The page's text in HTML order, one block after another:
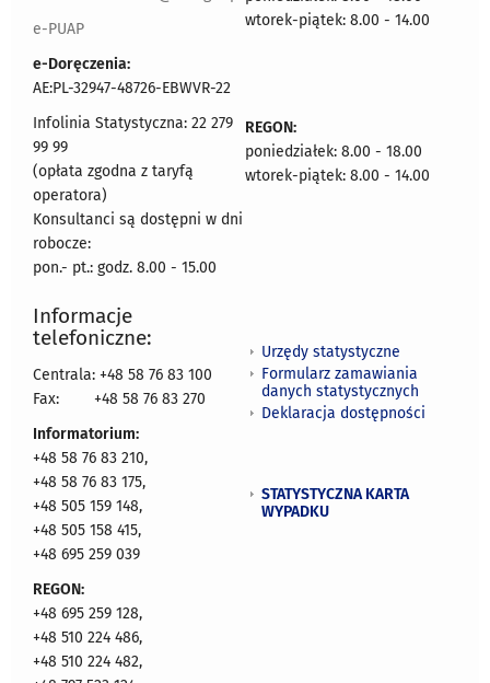
e-PUAP
e-Doręczenia:
AE:PL-32947-48726-EBWVR-22
Infolinia Statystyczna: 22 279
99 99
(opłata zgodna z taryfą
operatora)
Konsultanci są dostępni w dni
robocze:
pon.- pt.: godz. 8.00 - 15.00
wtorek-piątek: 8.00 - 14.00
REGON:
poniedziałek: 8.00 - 18.00
wtorek-piątek: 8.00 - 14.00
Informacje
telefoniczne:
Centrala: +48 58 76 83 100
Fax:
+48 58 76 83 270
Informatorium:
+48 58 76 83 210,
+48 58 76 83 175,
+48 505 159 148,
+48 505 158 415,
+48 695 259 039
REGON:
+48 695 259 128,
+48 510 224 486,
+48 510 224 482,
Urzędy statystyczne
Formularz zamawiania
danych statystycznych
Deklaracja dostępności
STATYSTYCZNA KARTA
WYPADKU